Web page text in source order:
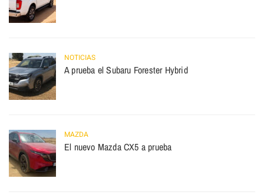
NOTICIAS
A prueba el Subaru Forester Hybrid
MAZDA
El nuevo Mazda CX5 a prueba